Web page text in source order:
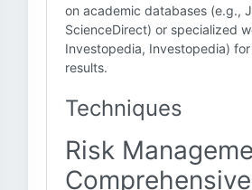
on academic databases (e.g.,
ScienceDirect) or specialized
Investopedia, Investopedia)
results.
Techniques
Risk